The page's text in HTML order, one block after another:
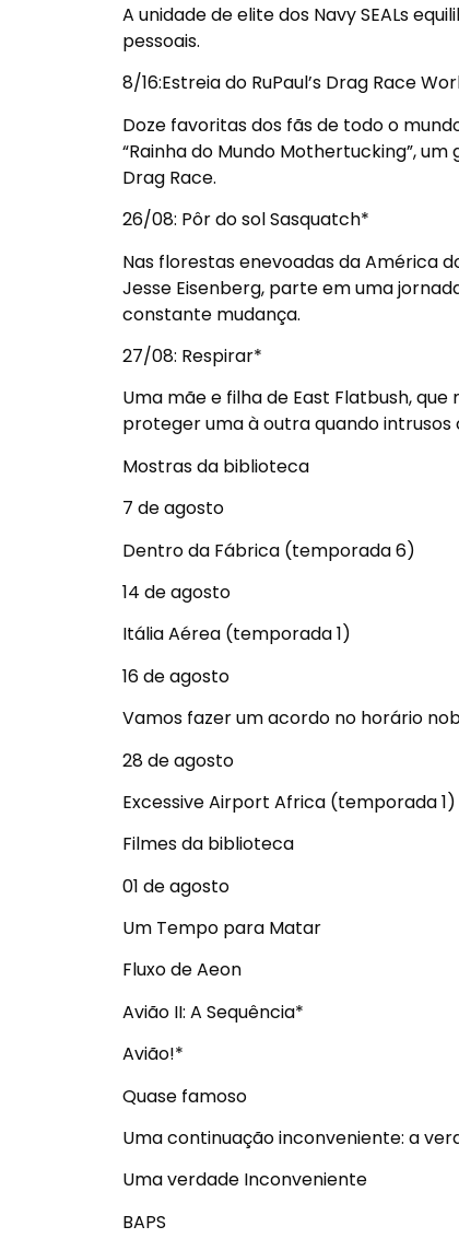
A unidade de elite dos Navy SEALs
pessoais.
8/16:Estreia do RuPaul’s Drag Race
Doze favoritas dos fãs de todo o
“Rainha do Mundo Mothertucking”,
Drag Race.
26/08: Pôr do sol Sasquatch*
Nas florestas enevoadas da América
Jesse Eisenberg, parte em uma
constante mudança.
27/08: Respirar*
Uma mãe e filha de East Flatbush,
proteger uma à outra quando
Mostras da biblioteca
7 de agosto
Dentro da Fábrica (temporada 6)
14 de agosto
Itália Aérea (temporada 1)
16 de agosto
Vamos fazer um acordo no horário
28 de agosto
Excessive Airport Africa (temporada 1)
Filmes da biblioteca
01 de agosto
Um Tempo para Matar
Fluxo de Aeon
Avião II: A Sequência*
Avião!*
Quase famoso
Uma continuação inconveniente: a
Uma verdade Inconveniente
BAPS